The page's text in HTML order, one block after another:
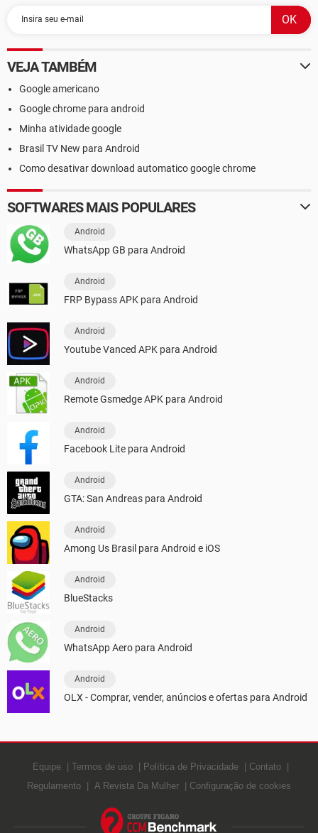
VEJA TAMBÉM
Google americano
Google chrome para android
Minha atividade google
Brasil TV New para Android
Como desativar download automatico google chrome
SOFTWARES MAIS POPULARES
Android
WhatsApp GB para Android
Android
FRP Bypass APK para Android
Android
Youtube Vanced APK para Android
Android
Remote Gsmedge APK para Android
Android
Facebook Lite para Android
Android
GTA: San Andreas para Android
Android
Among Us Brasil para Android e iOS
Android
BlueStacks
Android
WhatsApp Aero para Android
Android
OLX - Comprar, vender, anúncios e ofertas para Android
Equipe Termos de uso Política de Privacidade
Contato
Regulamento
A Revista Da Mulher Configuração de cookies